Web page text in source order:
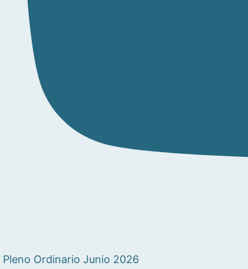
Pleno Ordinario Junio 2026